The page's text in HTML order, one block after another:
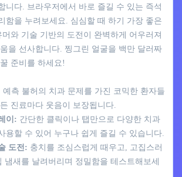
니다. 브라우저에서 바로 즐길 수 있는 즉석
함을 누려보세요. 심심할 때 하기 가장 좋은
와 기술 기반의 도전이 완벽하게 어우러져
을 선사합니다. 찡그린 얼굴을 백만 달러짜
준비를 하세요!
예측 불허의 치과 문제를 가진 코믹한 환자들
진료마다 웃음이 보장됩니다.
이: 간단한 클릭이나 탭만으로 다양한 치과
용할 수 있어 누구나 쉽게 즐길 수 있습니다.
도전: 충치를 조심스럽게 때우고, 고집스러
냄새를 날려버리며 정밀함을 테스트해보세